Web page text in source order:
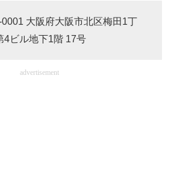
サイト
ィア
0001 大阪府大阪市北区梅田1丁
4ビル地下1階 17号
advertisement